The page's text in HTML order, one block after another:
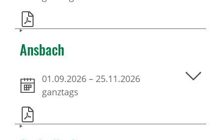
Ansbach
01.09.2026 – 25.11.2026
ganztags